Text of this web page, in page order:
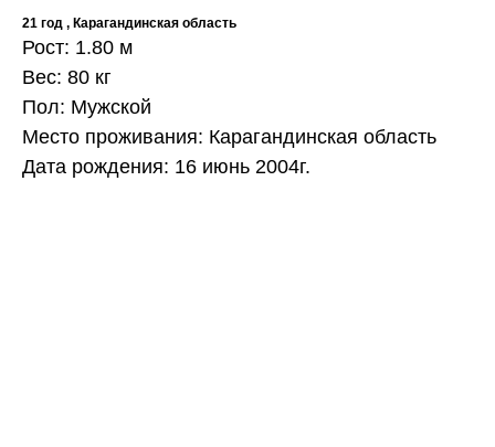
21 год , Карагандинская область
Рост: 1.80 м
Вес: 80 кг
Пол: Мужской
Место проживания: Карагандинская область
Дата рождения: 16 июнь 2004г.